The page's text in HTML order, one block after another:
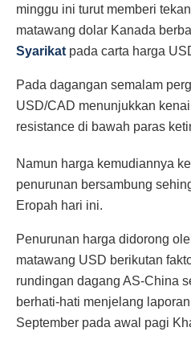
minggu ini turut memberi
matawang dolar Kanada
Syarikat pada carta harga
Pada dagangan semalam
USD/CAD menunjukkan
resistance di bawah paras
Namun harga kemudiannya
penurunan bersambung
Eropah hari ini.
Penurunan harga didorong
matawang USD berikutan
rundingan dagang AS-China
berhati-hati menjelang
September pada awal pagi